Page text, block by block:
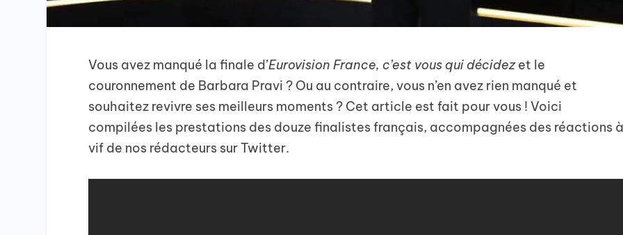
Vous avez manqué la finale d’Eurovision France, c’est vous qui décidezet le
couronnement de Barbara Pravi ? Ou au contraire, vous n’en avez rien manqué et
souhaitez revivre ses meilleurs moments ? Cet article est fait pour vous ! Voici
compilées les prestations des douze finalistes français, accompagnées des réactions
vif de nos rédacteurs sur Twitter.